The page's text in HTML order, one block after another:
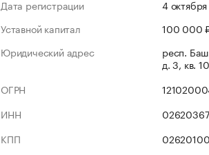
Дата регистрации
4
Уставной капитал
100 000
Юридический адрес
респ.
д. 3, кв.
ОГРН
ИНН
КПП